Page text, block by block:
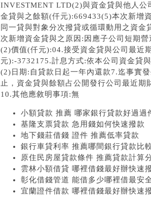
INVESTMENT LTD(2)與資金貸與他人
金貸與之餘額(仟元):669433(5)本次新增
同一貸與對象分次撥貸或循環動用之資
次新增資金貸與之原因:因應子公司短期
(2)價值(仟元):04.接受資金貸與公司最近
元):-3732175.計息方式:依本公司資金貸
(2)日期:自貸款日起一年內還款7.迄事實
止，資金貸與餘額占公開發行公司最近
10.其他應敘明事項:無
小額貸款 推薦 哪家銀行貸款好過過
基隆支票貸款 急用錢如何快速撥款
地下錢莊借錢 證件 推薦低率貸款
銀行車貸利率 推薦哪間銀行貸款比
原住民房屋貸款條件 推薦貸款計算
雲林小額借貸 哪裡借錢最好辦快速
彰化借錢管道 能借多少哪裡借最安
宜蘭證件借款 哪裡借錢最好辦快速